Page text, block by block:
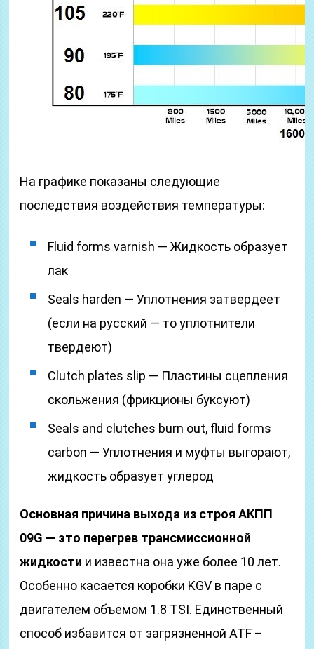
На графике показаны следующие
последствия воздействия температуры:
Fluid forms varnish — Жидкость образует
лак
Seals harden — Уплотнения затвердеет
(если на русский — то уплотнители
твердеют)
Clutch plates slip — Пластины сцепления
скольжения (фрикционы буксуют)
Seals and clutches burn out, fluid forms
carbon — Уплотнения и муфты выгорают,
жидкость образует углерод
Основная причина выхода из строя АКПП
09G — это перегрев трансмиссионной
жидкости и известна она уже более 10 лет.
Особенно касается коробки KGV в паре с
двигателем объемом 1.8 TSI. Единственный
способ избавится от загрязненной ATF –